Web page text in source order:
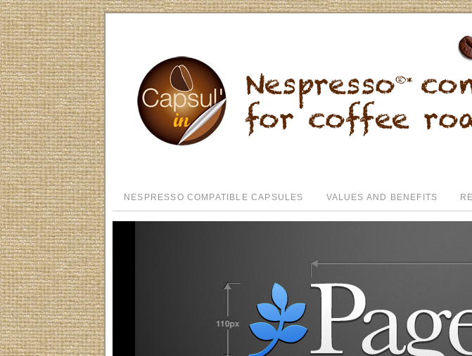
NESPRESSO COMPATIBLE CAPSULES VALUES AND BENEFITS